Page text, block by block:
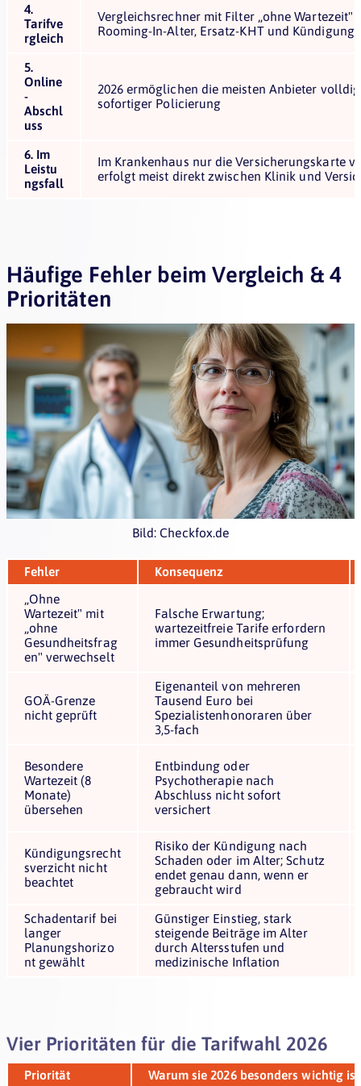
4.
Tarifve
rgleich
Vergleichsrechner mit Filter „ohne Wartezeit"
Rooming-In-Alter, Ersatz-KHT und
5.
Online
-
Abschl
uss
2026 ermöglichen die meisten Anbieter
sofortiger Policierung
6. Im
Leistu
ngsfall
Im Krankenhaus nur die Versicherungskarte
erfolgt meist direkt zwischen Klinik und
Häufige Fehler beim Vergleich & 4
Prioritäten
Bild: Checkfox.de
Fehler
Konsequenz
„Ohne
Wartezeit" mit
„ohne
Gesundheitsfrag
en" verwechselt
Falsche Erwartung;
wartezeitfreie Tarife erfordern
immer Gesundheitsprüfung
GOÄ-Grenze
nicht geprüft
Eigenanteil von mehreren
Tausend Euro bei
Spezialistenhonoraren über
3,5-fach
Besondere
Wartezeit (8
Monate)
übersehen
Entbindung oder
Psychotherapie nach
Abschluss nicht sofort
versichert
Kündigungsrecht
sverzicht nicht
beachtet
Risiko der Kündigung nach
Schaden oder im Alter; Schutz
endet genau dann, wenn er
gebraucht wird
Schadentarif bei
langer
Planungshorizo
nt gewählt
Günstiger Einstieg, stark
steigende Beiträge im Alter
durch Altersstufen und
medizinische Inflation
Vier Prioritäten für die Tarifwahl 2026
Priorität Warum sie 2026 besonders wichtig ist